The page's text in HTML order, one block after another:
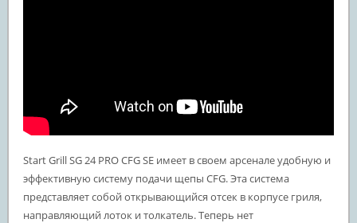
Start Grill SG 24 PRO CFG SE имеет в своем арсенале удобную и
эффективную систему подачи щепы CFG. Эта система
представляет собой открывающийся отсек в корпусе гриля,
направляющий лоток и толкатель. Теперь нет